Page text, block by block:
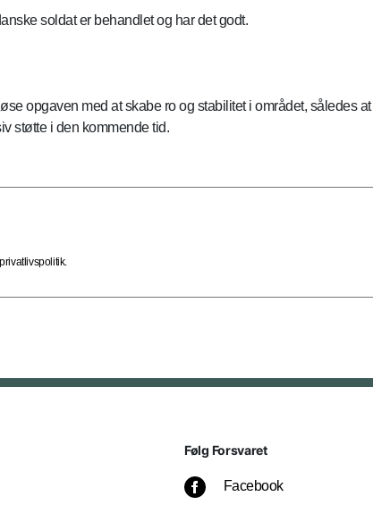
soldat er behandlet og har det godt.
opgaven med at skabe ro og stabilitet i området, således
støtte i den kommende tid.
Følg Forsvaret
Facebook